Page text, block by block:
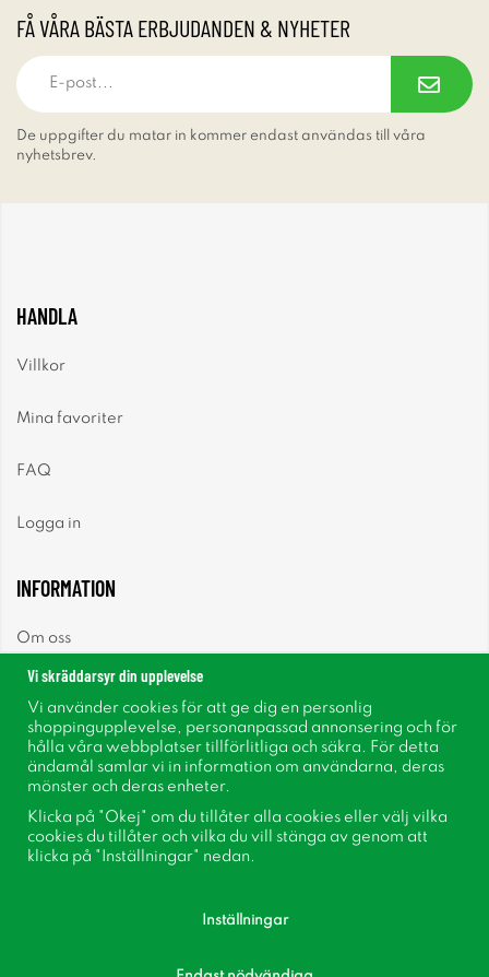
FÅ VÅRA BÄSTA ERBJUDANDEN & NYHETER
De uppgifter du matar in kommer endast användas till våra
nyhetsbrev.
HANDLA
Villkor
Mina favoriter
FAQ
Logga in
INFORMATION
Om oss
Nyhetsbrev
Om cookies
Inspiration
Vi skräddarsyr din upplevelse
Vi använder cookies för att ge dig en personlig
shoppingupplevelse, personanpassad annonsering och för
hålla våra webbplatser tillförlitliga och säkra. För detta
ändamål samlar vi in information om användarna, deras
mönster och deras enheter.
Klicka på "Okej" om du tillåter alla cookies eller välj vilka
cookies du tillåter och vilka du vill stänga av genom att
klicka på "Inställningar" nedan.
Inställningar